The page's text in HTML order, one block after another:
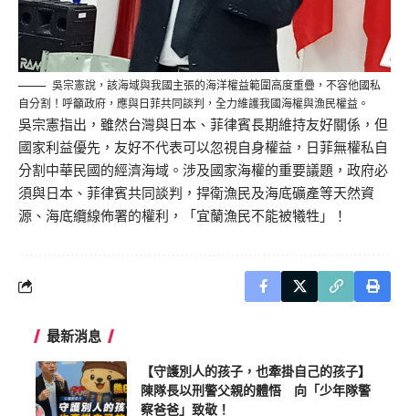
吳宗憲說，該海域與我國主張的海洋權益範圍高度重疊，不容他國私
自分割！呼籲政府，應與日菲共同談判，全力維護我國海權與漁民權益。
吳宗憲指出，雖然台灣與日本、菲律賓長期維持友好關係，但
國家利益優先，友好不代表可以忽視自身權益，日菲無權私自
分割中華民國的經濟海域。涉及國家海權的重要議題，政府必
須與日本、菲律賓共同談判，捍衛漁民及海底礦產等天然資
源、海底纜線佈署的權利，「宜蘭漁民不能被犧牲」！
最新消息
【守護別人的孩子，也牽掛自己的孩子】
陳隊長以刑警父親的體悟 向「少年隊警
察爸爸」致敬！